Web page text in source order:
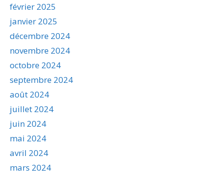
février 2025
janvier 2025
décembre 2024
novembre 2024
octobre 2024
septembre 2024
août 2024
juillet 2024
juin 2024
mai 2024
avril 2024
mars 2024